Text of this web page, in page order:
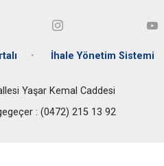
İhale Yönetim Sistemi
Yaşar Kemal Caddesi
: (0472) 215 13 92